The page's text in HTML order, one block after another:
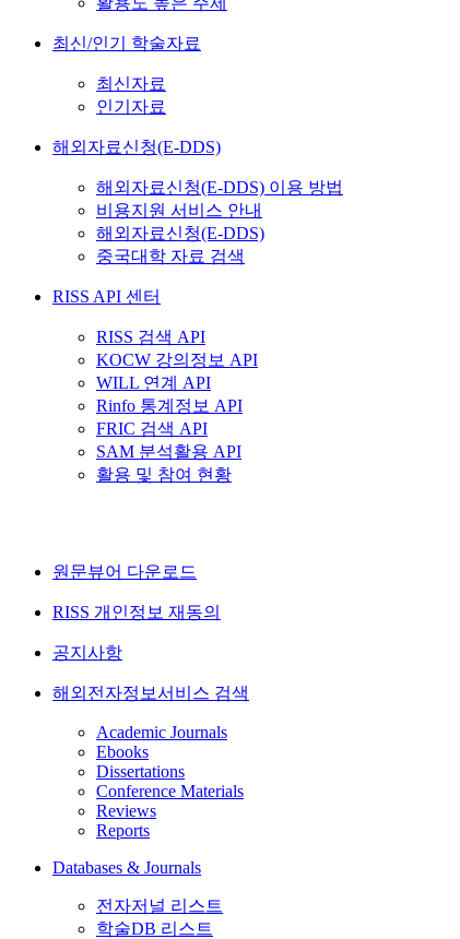
최신/인기 학술자료
최신자료
인기자료
해외자료신청(E-DDS)
해외자료신청(E-DDS) 이용 방법
비용지원 서비스 안내
해외자료신청(E-DDS)
중국대학 자료 검색
RISS API 센터
RISS 검색 API
KOCW 강의정보 API
WILL 연계 API
Rinfo 통계정보 API
FRIC 검색 API
SAM 분석활용 API
활용 및 참여 현황
원문뷰어 다운로드
RISS 개인정보 재동의
공지사항
해외전자정보서비스 검색
Academic Journals
Ebooks
Dissertations
Conference Materials
Reviews
Reports
Databases & Journals
전자저널 리스트
학술DB 리스트